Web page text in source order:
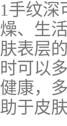
1手纹深
燥、生
肤表层
时可以
健康，
助于皮